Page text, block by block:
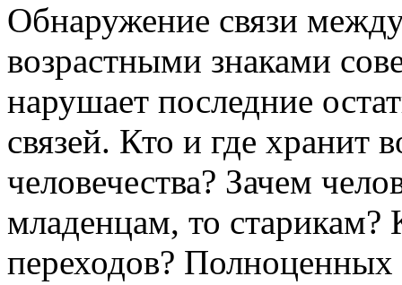
Обнаружение связи
возрастными знаками
нарушает последние
связей. Кто и где хранит
человечества? Зачем
младенцам, то старикам?
переходов? Полноценных